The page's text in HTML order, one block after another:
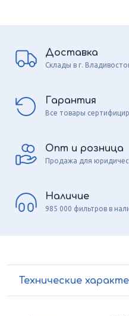
Доставка
Склады в г.
Гарантия
Все товары
Опт и розница
Продажа для
Наличие
985 000 фильтров в
Технические